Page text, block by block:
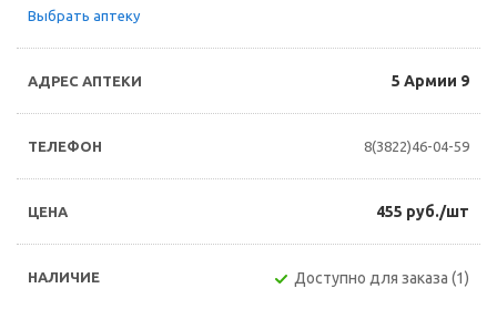
Выбрать аптеку
5 Армии 9
8(3822)46-04-59
455 руб./шт
Доступно для заказа (1)